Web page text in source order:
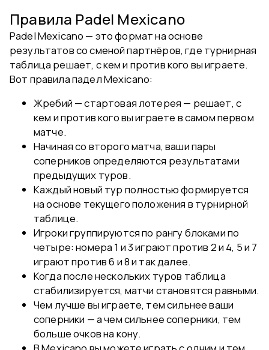
Правила Padel Mexicano
Padel Mexicano — это формат на основе
результатов со сменой партнёров, где турнирная
таблица решает, с кем и против кого вы играете.
Вот правила падел Mexicano:
Жребий — стартовая лотерея — решает, с
кем и против кого вы играете в самом первом
матче.
Начиная со второго матча, ваши пары
соперников определяются результатами
предыдущих туров.
Каждый новый тур полностью формируется
на основе текущего положения в турнирной
таблице.
Игроки группируются по рангу блоками по
четыре: номера 1 и 3 играют против 2 и 4, 5 и 7
играют против 6 и 8 и так далее.
Когда после нескольких туров таблица
стабилизируется, матчи становятся равными.
Чем лучше вы играете, тем сильнее ваши
соперники — а чем сильнее соперники, тем
больше очков на кону.